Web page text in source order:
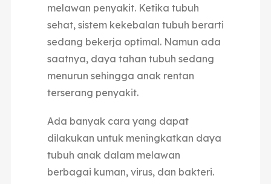
melawan penyakit. Ketika tubuh
sehat, sistem kekebalan tubuh berarti
sedang bekerja optimal. Namun ada
saatnya, daya tahan tubuh sedang
menurun sehingga anak rentan
terserang penyakit.
Ada banyak cara yang dapat
dilakukan untuk meningkatkan daya
tubuh anak dalam melawan
berbagai kuman, virus, dan bakteri.